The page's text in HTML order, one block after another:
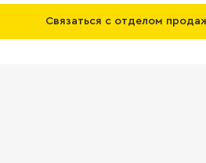
Связаться с отделом